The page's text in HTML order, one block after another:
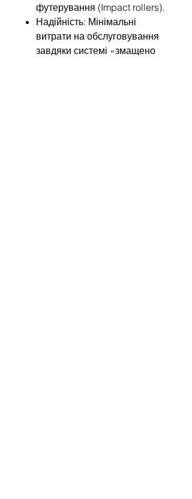
футерування (Impact rollers).
Надійність: Мінімальні
витрати на обслуговування
завдяки системі «змащено